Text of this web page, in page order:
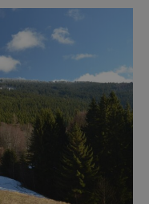
Jde o
být obětí